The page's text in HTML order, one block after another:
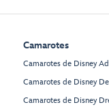
Camarotes
Camarotes de Disney
Camarotes de Disney
Camarotes de Disney